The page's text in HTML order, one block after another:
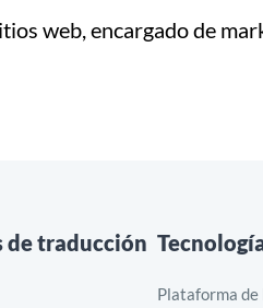
web, encargado de
de traducción
Plataforma de